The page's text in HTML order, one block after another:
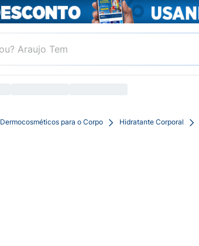
Dermocosméticos para o Corpo Hidratante Corporal